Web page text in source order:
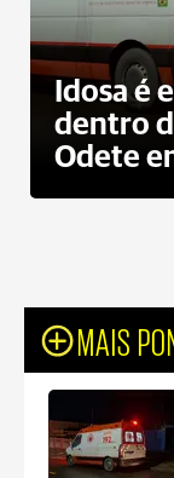
Idosa é
dentro
Odete
MAIS